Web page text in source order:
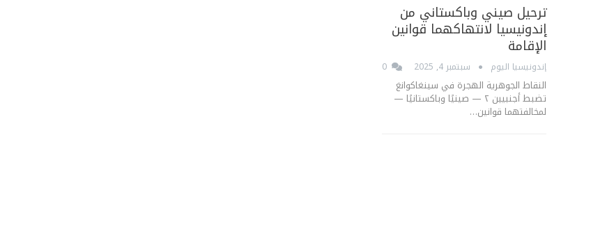
ترحيل صيني وباكستاني من
إندونيسيا لانتهاكهما قوانين
الإقامة
إندونيسيا اليوم سبتمبر 4, 2025
النقاط الجوهرية الهجرة في سينغاكوانغ
تضبط أجنبيين ٢ — صينيًا وباكستانيًا —
لمخالفتهما قوانين…